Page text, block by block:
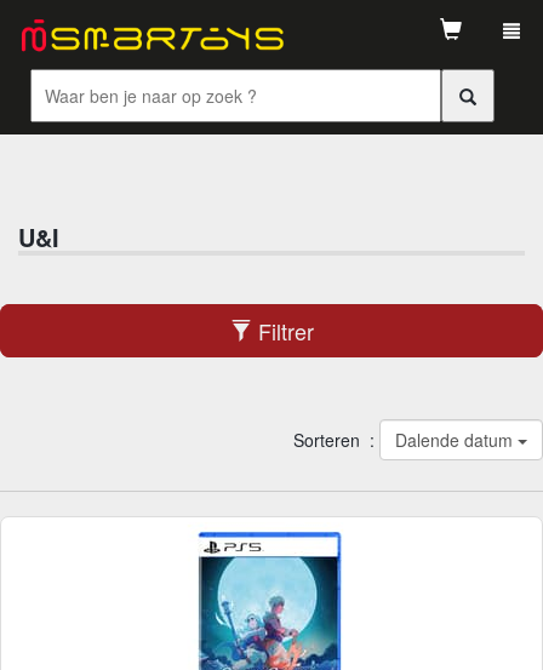
U&I
Filtrer
Sorteren : Dalende datum